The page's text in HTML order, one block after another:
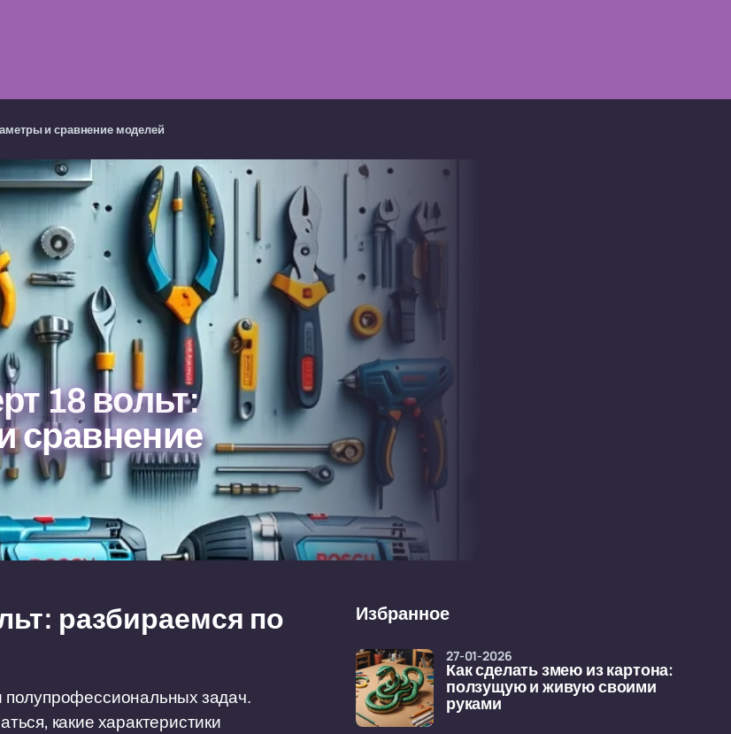
и сравнение моделей
18 вольт:
сравнение
разбираемся по
полупрофессиональных задач.
какие характеристики
Избранное
Как сделать змею из картона:
ползущую и живую своими
руками
27-01-2026